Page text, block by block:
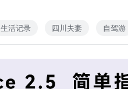
生活记录 四川夫妻 自驾游